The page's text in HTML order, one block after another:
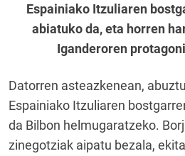
Espainiako Itzuliaren
abiatuko da, eta horren
Iganderoren
Datorren asteazkenean,
Espainiako Itzuliaren
da Bilbon helmugaratzeko.
zinegotziak aipatu bezala,